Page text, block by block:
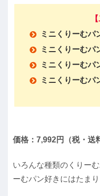
ミニくりーむパ
ミニくりーむパ
ミニくりーむパ
ミニくりーむパ
価格：7,992円（税・送
いろんな種類のくりー
ーむパン好きにはたまり